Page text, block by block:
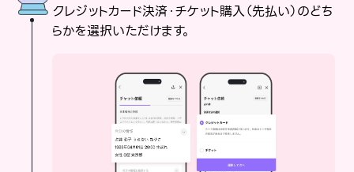
クレジットカード決済・チケット購入（先払い）のどち
らかを選択いただけます。